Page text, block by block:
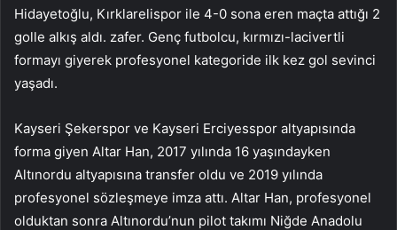
Hidayetoğlu, Kırklarelispor ile 4-0 sona eren maçta attığı 2
golle alkış aldı. zafer. Genç futbolcu, kırmızı-lacivertli
formayı giyerek profesyonel kategoride ilk kez gol sevinci
yaşadı.
Kayseri Şekerspor ve Kayseri Erciyesspor altyapısında
forma giyen Altar Han, 2017 yılında 16 yaşındayken
Altınordu altyapısına transfer oldu ve 2019 yılında
profesyonel sözleşmeye imza attı. Altar Han, profesyonel
olduktan sonra Altınordu’nun pilot takımı Niğde Anadolu